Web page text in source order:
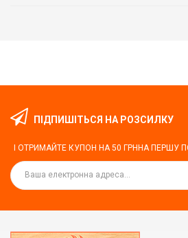
ПІДПИШІТЬСЯ НА РОЗСИЛКУ
І ОТРИМАЙТЕ КУПОН НА50 ГРН НА ПЕРШУ